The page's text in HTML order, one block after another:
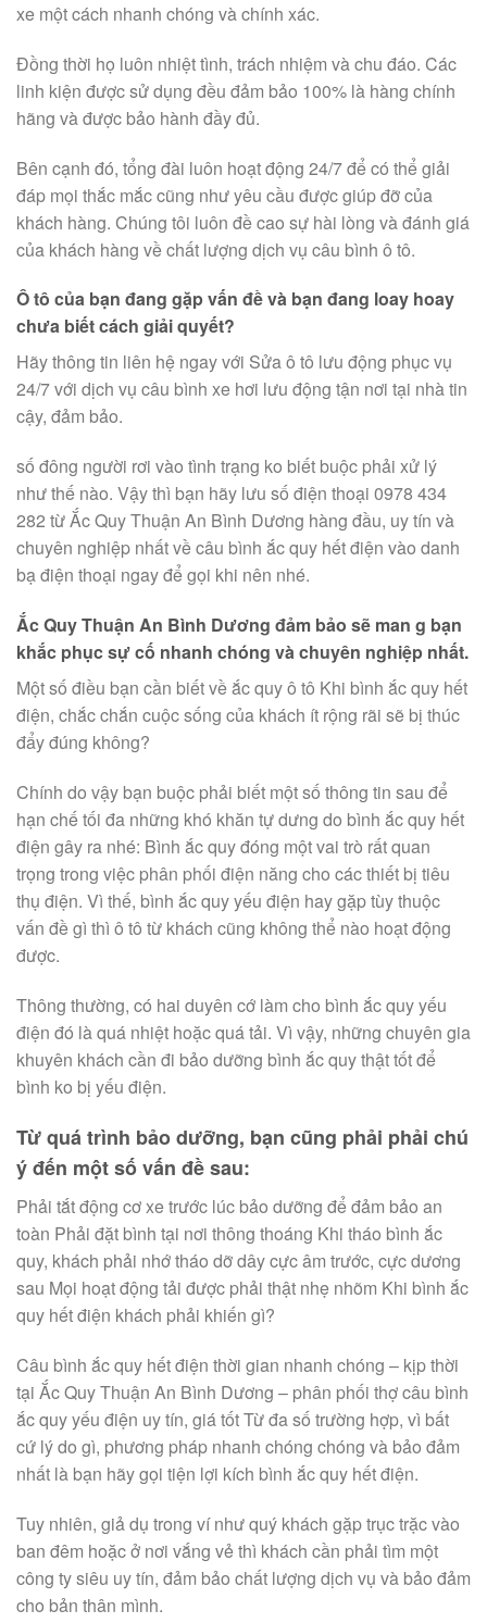
xe một cách nhanh chóng và chính xác.
Đồng thời họ luôn nhiệt tình, trách nhiệm và chu đáo. Các
linh kiện được sử dụng đều đảm bảo 100% là hàng chính
hãng và được bảo hành đầy đủ.
Bên cạnh đó, tổng đài luôn hoạt động 24/7 để có thể giải
đáp mọi thắc mắc cũng như yêu cầu được giúp đỡ của
khách hàng. Chúng tôi luôn đề cao sự hài lòng và đánh giá
của khách hàng về chất lượng dịch vụ câu bình ô tô.
Ô tô của bạn đang gặp vấn đề và bạn đang loay hoay
chưa biết cách giải quyết?
Hãy thông tin liên hệ ngay với Sửa ô tô lưu động phục vụ
24/7 với dịch vụ câu bình xe hơi lưu động tận nơi tại nhà tin
cậy, đảm bảo.
số đông người rơi vào tình trạng ko biết buộc phải xử lý
như thế nào. Vậy thì bạn hãy lưu số điện thoại 0978 434
282 từ Ắc Quy Thuận An Bình Dương hàng đầu, uy tín và
chuyên nghiệp nhất về câu bình ắc quy hết điện vào danh
bạ điện thoại ngay để gọi khi nên nhé.
Ắc Quy Thuận An Bình Dương đảm bảo sẽ man g bạn
khắc phục sự cố nhanh chóng và chuyên nghiệp nhất.
Một số điều bạn cần biết về ắc quy ô tô Khi bình ắc quy hết
điện, chắc chắn cuộc sống của khách ít rộng rãi sẽ bị thúc
đẩy đúng không?
Chính do vậy bạn buộc phải biết một số thông tin sau để
hạn chế tối đa những khó khăn tự dưng do bình ắc quy hết
điện gây ra nhé: Bình ắc quy đóng một vai trò rất quan
trọng trong việc phân phối điện năng cho các thiết bị tiêu
thụ điện. Vì thế, bình ắc quy yếu điện hay gặp tùy thuộc
vấn đề gì thì ô tô từ khách cũng không thể nào hoạt động
được.
Thông thường, có hai duyên cớ làm cho bình ắc quy yếu
điện đó là quá nhiệt hoặc quá tải. Vì vậy, những chuyên gia
khuyên khách cần đi bảo dưỡng bình ắc quy thật tốt để
bình ko bị yếu điện.
Từ quá trình bảo dưỡng, bạn cũng phải phải chú
ý đến một số vấn đề sau:
Phải tắt động cơ xe trước lúc bảo dưỡng để đảm bảo an
toàn Phải đặt bình tại nơi thông thoáng Khi tháo bình ắc
quy, khách phải nhớ tháo dỡ dây cực âm trước, cực dương
sau Mọi hoạt động tải được phải thật nhẹ nhõm Khi bình ắc
quy hết điện khách phải khiến gì?
Câu bình ắc quy hết điện thời gian nhanh chóng – kịp thời
tại Ắc Quy Thuận An Bình Dương – phân phối thợ câu bình
ắc quy yếu điện uy tín, giá tốt Từ đa số trường hợp, vì bất
cứ lý do gì, phương pháp nhanh chóng chóng và bảo đảm
nhất là bạn hãy gọi tiện lợi kích bình ắc quy hết điện.
Tuy nhiên, giả dụ trong ví như quý khách gặp trục trặc vào
ban đêm hoặc ở nơi vắng vẻ thì khách cần phải tìm một
công ty siêu uy tín, đảm bảo chất lượng dịch vụ và bảo đảm
cho bản thân mình.